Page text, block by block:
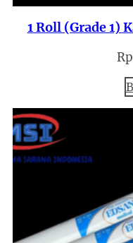
1 Roll (Grade 1)
Rp